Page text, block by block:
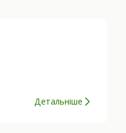
Детальніше